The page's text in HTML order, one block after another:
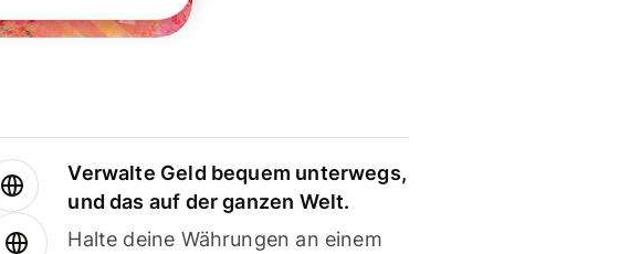
Verwalte Geld bequem unterwegs,
und das auf der ganzen Welt.
Halte deine Währungen an einem